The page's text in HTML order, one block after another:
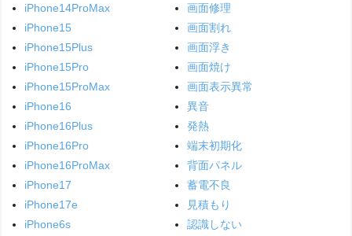
iPhone14ProMax
iPhone15
iPhone15Plus
iPhone15Pro
iPhone15ProMax
iPhone16
iPhone16Plus
iPhone16Pro
iPhone16ProMax
iPhone17
iPhone17e
iPhone6s
画面修理
画面割れ
画面浮き
画面焼け
画面表示異常
異音
発熱
端末初期化
背面パネル
蓄電不良
見積もり
認識しない